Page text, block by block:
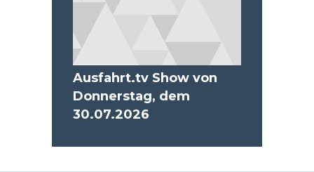
Ausfahrt.tv Show von
Donnerstag, dem
30.07.2026